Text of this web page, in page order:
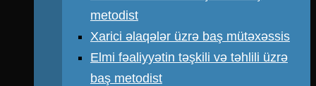
metodist
Xarici əlaqələr üzrə baş mütəxəssis
Elmi fəaliyyətin təşkili və təhlili üzrə
baş metodist